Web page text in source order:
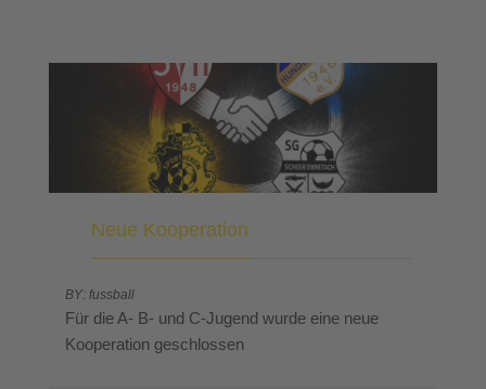
Neue Kooperation
BY: fussball
Für die A- B- und C-Jugend wurde eine neue
Kooperation geschlossen